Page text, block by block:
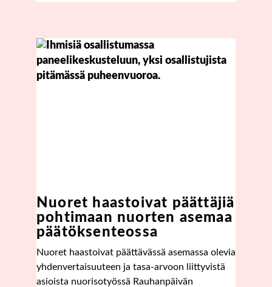
Nuoret haastoivat päättäjiä
pohtimaan nuorten asemaa
päätöksen­teossa
Nuoret haastoivat päättävässä asemassa olevia
yhdenvertaisuuteen ja tasa-arvoon liittyvistä
asioista nuorisotyössä Rauhanpäivän